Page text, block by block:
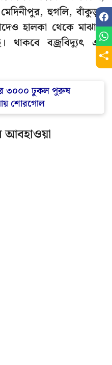
হুগলি, বাঁকুড়া,
হালকা থেকে মাঝারি
থাকবে বজ্রবিদ্যুৎ এর
৩০০০ ঢুকল পুরুষ
শোরগোল
আবহাওয়া